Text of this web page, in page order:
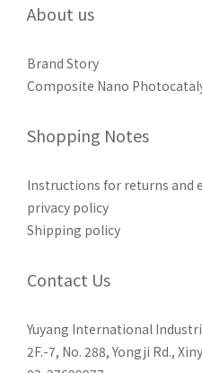
About us
Brand Story
Composite Nano
Shopping Notes
Instructions for returns and
privacy policy
Shipping policy
Contact Us
Yuyang International
2F.-7, No. 288, Yongji Rd.,